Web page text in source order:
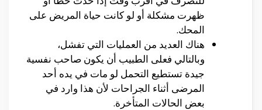
ظهرت مشكلة أو لو كانت حياة المريض على
المحك.
هناك العديد من العمليات التي تفشل،
وبالتالي فعلى الطبيب أن يكون صاحب نفسية
جيدة تستطيع التحمل لو مات في يده أحد
المرضى أثناء الجراحات لأن هذا وارد في
بعض الحالات المتأخرة.